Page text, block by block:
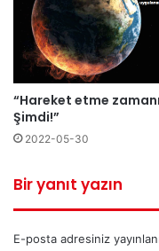
“Hareket etme
Şimdi!”
2022-05-30
Bir yanıt yazın
E-posta adresiniz